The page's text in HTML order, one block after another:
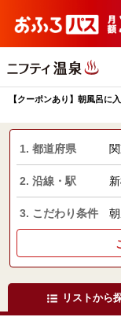
【クーポンあり】朝風呂に
1. 都道府県
2. 沿線・駅
3. こだわり条件
リストから